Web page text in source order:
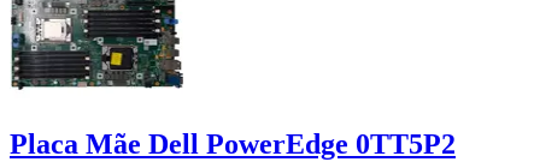
Placa Mãe Dell PowerEdge 0TT5P2